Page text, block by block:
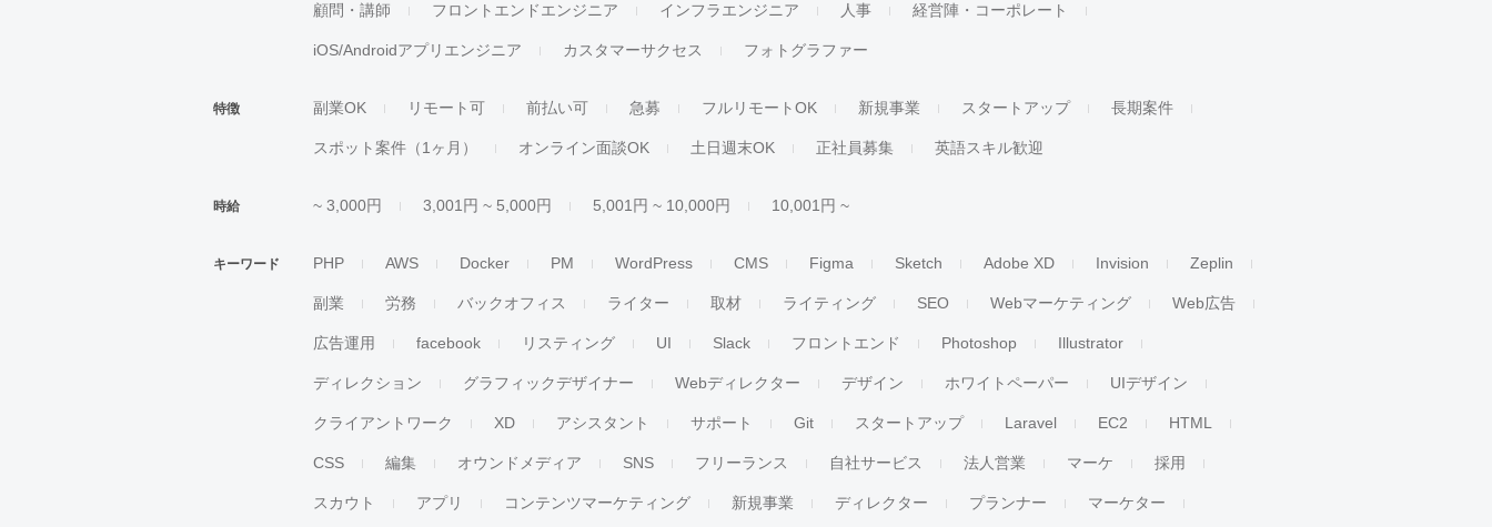
顧問・講師 フロントエンドエンジニア インフラエンジニア 人事 経営陣・コーポレート
iOS/Androidアプリエンジニア カスタマーサクセス フォトグラファー
特徴 副業OK リモート可 前払い可 急募 フルリモートOK 新規事業 スタートアップ 長期案件
スポット案件（1ヶ月） オンライン面談OK 土日週末OK 正社員募集 英語スキル歓迎
時給 ~ 3,000円 3,001円 ~ 5,000円 5,001円 ~ 10,000円 10,001円 ~
キーワード PHP AWS Docker PM WordPress CMS Figma Sketch Adobe XD Invision Zeplin
副業 労務 バックオフィス ライター 取材 ライティング SEO Webマーケティング Web広告
広告運用 facebook リスティング UI Slack フロントエンド Photoshop Illustrator
ディレクション グラフィックデザイナー Webディレクター デザイン ホワイトペーパー UIデザイン
クライアントワーク XD アシスタント サポート Git スタートアップ Laravel EC2 HTML
CSS 編集 オウンドメディア SNS フリーランス 自社サービス 法人営業 マーケ 採用
スカウト アプリ コンテンツマーケティング 新規事業 ディレクター プランナー マーケター